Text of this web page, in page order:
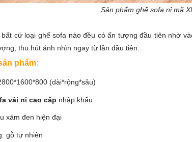
Sản phẩm ghế sofa nỉ mã
cứ loại ghế sofa nào đều có ấn tượng đầu tiên nhờ
thu hút ánh nhìn ngay từ lần đầu tiên.
phẩm:
(dài*rộng*sâu)
vải nỉ cao cấp nhập khẩu
xám đen hiện đại
gỗ tự nhiên